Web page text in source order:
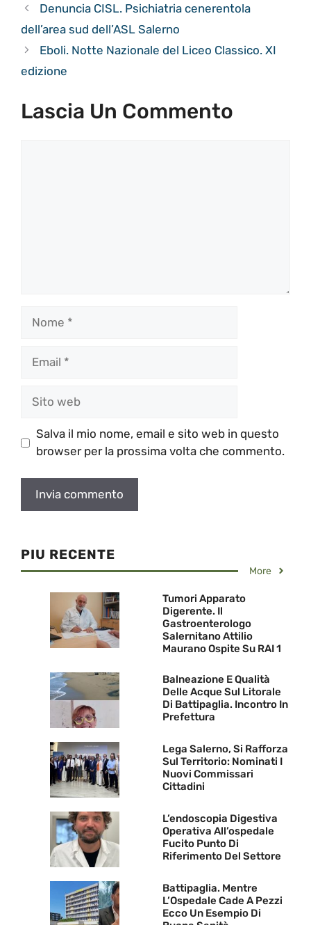
Denuncia CISL. Psichiatria cenerentola
dell’area sud dell’ASL Salerno
Eboli. Notte Nazionale del Liceo Classico. XI
edizione
Lascia Un Commento
Salva il mio nome, email e sito web in questo
browser per la prossima volta che commento.
PIU RECENTE
More
Tumori Apparato
Digerente. Il
Gastroenterologo
Salernitano Attilio
Maurano Ospite Su RAI 1
Balneazione E Qualità
Delle Acque Sul Litorale
Di Battipaglia. Incontro In
Prefettura
Lega Salerno, Si Rafforza
Sul Territorio: Nominati I
Nuovi Commissari
Cittadini
L’endoscopia Digestiva
Operativa All’ospedale
Fucito Punto Di
Riferimento Del Settore
Battipaglia. Mentre
L’Ospedale Cade A Pezzi
Ecco Un Esempio Di